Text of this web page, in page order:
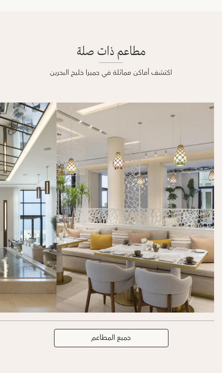
مطاعم ذات صلة
اكتشف أماكن مماثلة في جميرا خليج البحرين
جميع المطاعم